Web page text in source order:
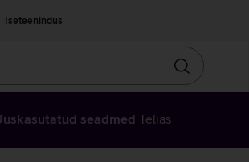
Iseteenindus
Otsin
seadmed Telias